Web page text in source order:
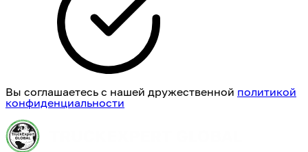
Вы соглашаетесь с нашей дружественной политикой
конфиденциальности